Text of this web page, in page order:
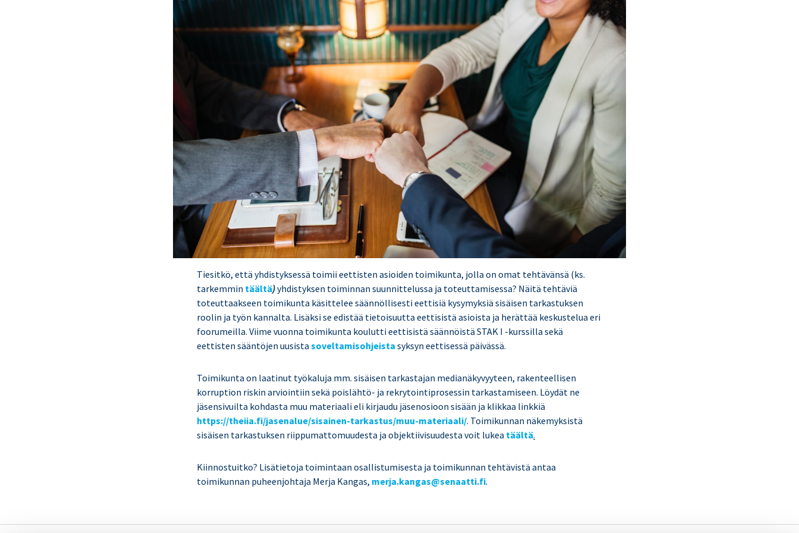
Tiesitkö, että yhdistyksessä toimii eettisten asioiden toimikunta, jolla on omat tehtävänsä (ks.
tarkemmin täältä)yhdistyksen toiminnan suunnittelussa ja toteuttamisessa? Näitä tehtäviä
toteuttaakseen toimikunta käsittelee säännöllisesti eettisiä kysymyksiä sisäisen tarkastuksen
roolin ja työn kannalta. Lisäksi se edistää tietoisuutta eettisistä asioista ja herättää keskustelua eri
foorumeilla. Viime vuonna toimikunta koulutti eettisistä säännöistä STAK I -kurssilla sekä
eettisten sääntöjen uusistasoveltamisohjeista syksyn eettisessä päivässä.
Toimikunta on laatinut työkaluja mm. sisäisen tarkastajan medianäkyvyyteen, rakenteellisen
korruption riskin arviointiin sekä poislähtö- ja rekrytointiprosessin tarkastamiseen. Löydät ne
jäsensivuilta kohdasta muu materiaali eli kirjaudu jäsenosioon sisään ja klikkaa linkkiä
https://theiia.fi/jasenalue/sisainen-tarkastus/muu-materiaali/. Toimikunnan näkemyksistä
sisäisen tarkastuksen riippumattomuudesta ja objektiivisuudesta voit lukea täältä.
Kiinnostuitko? Lisätietoja toimintaan osallistumisesta ja toimikunnan tehtävistä antaa
toimikunnan puheenjohtaja Merja Kangas, merja.kangas@senaatti.fi.